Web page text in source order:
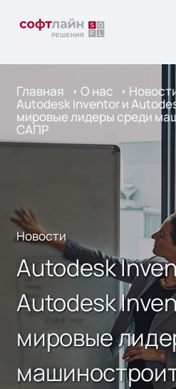
Главная О нас
Autodesk Inventor и
мировые лидеры среди
САПР
Новости
Autodesk
Autodesk
мировые